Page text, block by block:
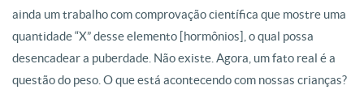
ainda um trabalho com comprovação científica que mostre uma
quantidade “X” desse elemento [hormônios], o qual possa
desencadear a puberdade. Não existe. Agora, um fato real é a
questão do peso. O que está acontecendo com nossas crianças?